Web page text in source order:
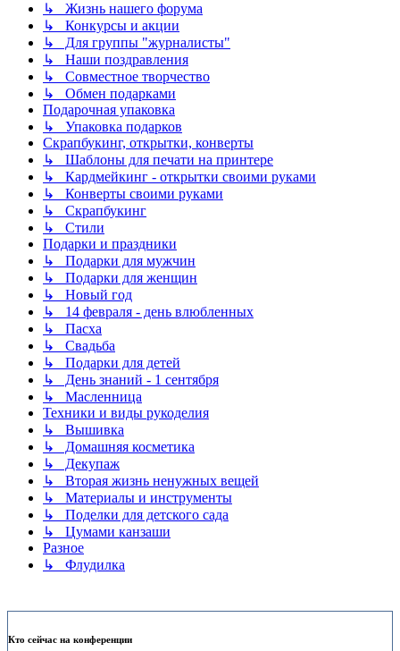
↳ Жизнь нашего форума
↳ Конкурсы и акции
↳ Для группы "журналисты"
↳ Наши поздравления
↳ Совместное творчество
↳ Обмен подарками
Подарочная упаковка
↳ Упаковка подарков
Скрапбукинг, открытки, конверты
↳ Шаблоны для печати на принтере
↳ Кардмейкинг - открытки своими руками
↳ Конверты своими руками
↳ Скрапбукинг
↳ Стили
Подарки и праздники
↳ Подарки для мужчин
↳ Подарки для женщин
↳ Новый год
↳ 14 февраля - день влюбленных
↳ Пасха
↳ Свадьба
↳ Подарки для детей
↳ День знаний - 1 сентября
↳ Масленница
Техники и виды рукоделия
↳ Вышивка
↳ Домашняя косметика
↳ Декупаж
↳ Вторая жизнь ненужных вещей
↳ Материалы и инструменты
↳ Поделки для детского сада
↳ Цумами канзаши
Разное
↳ Флудилка
Кто сейчас на конференции